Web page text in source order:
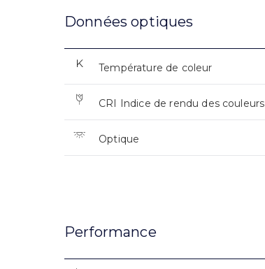
Données optiques
Température de coleur
CRI Indice de rendu des couleurs
Optique
Performance